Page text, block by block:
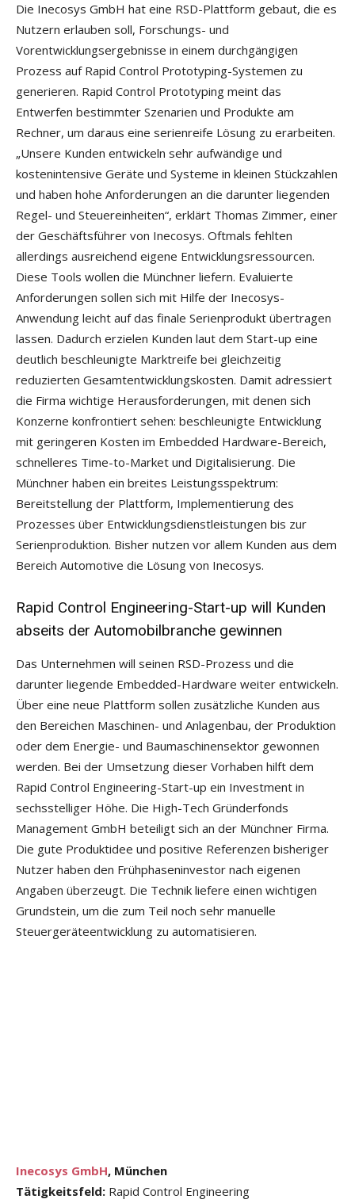
Die Inecosys GmbH hat eine RSD-Plattform gebaut, die es
Nutzern erlauben soll, Forschungs- und
Vorentwicklungsergebnisse in einem durchgängigen
Prozess auf Rapid Control Prototyping-Systemen zu
generieren. Rapid Control Prototyping meint das
Entwerfen bestimmter Szenarien und Produkte am
Rechner, um daraus eine serienreife Lösung zu erarbeiten.
„Unsere Kunden entwickeln sehr aufwändige und
kostenintensive Geräte und Systeme in kleinen Stückzahlen
und haben hohe Anforderungen an die darunter liegenden
Regel- und Steuereinheiten“, erklärt Thomas Zimmer, einer
der Geschäftsführer von Inecosys. Oftmals fehlten
allerdings ausreichend eigene Entwicklungsressourcen.
Diese Tools wollen die Münchner liefern. Evaluierte
Anforderungen sollen sich mit Hilfe der Inecosys-
Anwendung leicht auf das finale Serienprodukt übertragen
lassen. Dadurch erzielen Kunden laut dem Start-up eine
deutlich beschleunigte Marktreife bei gleichzeitig
reduzierten Gesamtentwicklungskosten. Damit adressiert
die Firma wichtige Herausforderungen, mit denen sich
Konzerne konfrontiert sehen: beschleunigte Entwicklung
mit geringeren Kosten im Embedded Hardware-Bereich,
schnelleres Time-to-Market und Digitalisierung. Die
Münchner haben ein breites Leistungsspektrum:
Bereitstellung der Plattform, Implementierung des
Prozesses über Entwicklungsdienstleistungen bis zur
Serienproduktion. Bisher nutzen vor allem Kunden aus dem
Bereich Automotive die Lösung von Inecosys.
Rapid Control Engineering-Start-up will Kunden
abseits der Automobilbranche gewinnen
Das Unternehmen will seinen RSD-Prozess und die
darunter liegende Embedded-Hardware weiter entwickeln.
Über eine neue Plattform sollen zusätzliche Kunden aus
den Bereichen Maschinen- und Anlagenbau, der Produktion
oder dem Energie- und Baumaschinensektor gewonnen
werden. Bei der Umsetzung dieser Vorhaben hilft dem
Rapid Control Engineering-Start-up ein Investment in
sechsstelliger Höhe. Die High-Tech Gründerfonds
Management GmbH beteiligt sich an der Münchner Firma.
Die gute Produktidee und positive Referenzen bisheriger
Nutzer haben den Frühphaseninvestor nach eigenen
Angaben überzeugt. Die Technik liefere einen wichtigen
Grundstein, um die zum Teil noch sehr manuelle
Steuergeräteentwicklung zu automatisieren.
Inecosys GmbH, München
Tätigkeitsfeld: Rapid Control Engineering